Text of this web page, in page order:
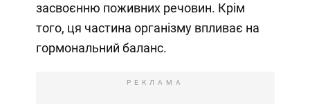
засвоєнню поживних речовин. Крім
того, ця частина організму впливає на
гормональний баланс.
РЕКЛАМА